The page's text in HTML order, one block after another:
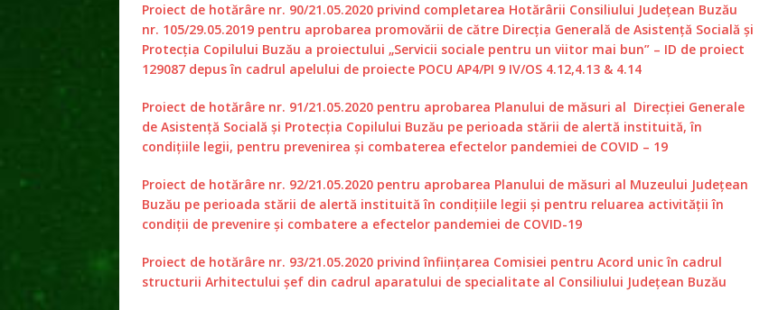
Proiect de hotărâre nr. 90/21.05.2020 privind completarea Hotărârii Consiliului Județean Buzău
nr. 105/29.05.2019 pentru aprobarea promovării de către Direcția Generală de Asistență Socială și
Protecția Copilului Buzău a proiectului „Servicii sociale pentru un viitor mai bun” – ID de proiect
129087 depus în cadrul apelului de proiecte POCU AP4/PI 9 IV/OS 4.12,4.13 & 4.14
Proiect de hotărâre nr. 91/21.05.2020 pentru aprobarea Planului de măsuri al Direcției Generale
de Asistență Socială și Protecția Copilului Buzău pe perioada stării de alertă instituită, în
condițiile legii, pentru prevenirea și combaterea efectelor pandemiei de COVID – 19
Proiect de hotărâre nr. 92/21.05.2020 pentru aprobarea Planului de măsuri al Muzeului Județean
Buzău pe perioada stării de alertă instituită în condițiile legii și pentru reluarea activității în
condiții de prevenire și combatere a efectelor pandemiei de COVID-19
Proiect de hotărâre nr. 93/21.05.2020 privind înființarea Comisiei pentru Acord unic în cadrul
structurii Arhitectului șef din cadrul aparatului de specialitate al Consiliului Județean Buzău